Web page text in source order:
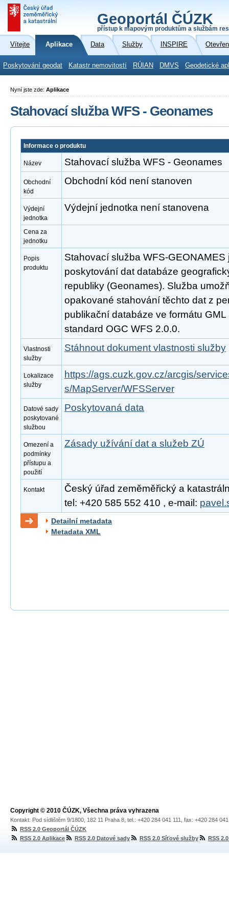
Geoportál ČÚZK
přístup k mapovým produktům a službám
Vítejte Aplikace Data Služby INSPIRE
Poskytování geodat Katastr nemovitostí RÚIAN DMVS Geodetické
Nyní jste zde: Aplikace
Stahovací služba WFS - Geonames
Informace o produktu
Název Stahovací služba WFS - Geonames
Obchodní
kód
Obchodní kód není stanoven
Výdejní
jednotka
Výdejní jednotka není stanovena
Cena za
jednotku
Popis
produktu
Stahovací služba WFS-
poskytování dat databáze
republiky (Geonames). Služba
opakované stahování těchto dat z
publikační databáze ve formátu
standard OGC WFS 2.0.0.
Vlastnosti
služby
Stáhnout dokument vlastnosti služby
Lokalizace
služby
https://ags.cuzk.gov.cz/arcgis/
s/MapServer/WFSServer
Datové sady
poskytované
službou
Poskytovaná data
Omezení a
podmínky
přístupu a
použití
Zásady užívání dat a služeb ZÚ
Kontakt
Český úřad zeměměřický a
tel: +420 585 552 410 , e-mail:
Detailní metadata
Metadata XML
Copyright © 2010 ČÚZK, Všechna práva vyhrazena
Kontakt: Pod sídlištěm 9/1800, 182 11 Praha 8, tel.: +420 284 041 111, fax: +420 284
RSS 2.0 Geoportál ČÚZK
RSS 2.0 Aplikace
RSS 2.0 Datové sady RSS 2.0 Síťové služby RSS